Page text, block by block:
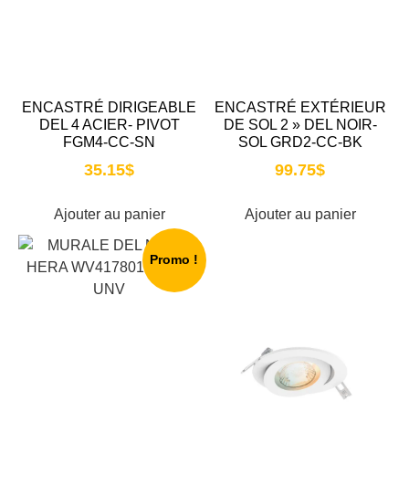
ENCASTRÉ DIRIGEABLE
DEL 4 ACIER- PIVOT
FGM4-CC-SN
35.15$
Ajouter au panier
ENCASTRÉ EXTÉRIEUR
DE SOL 2 » DEL NOIR-
SOL GRD2-CC-BK
99.75$
Ajouter au panier
Promo !